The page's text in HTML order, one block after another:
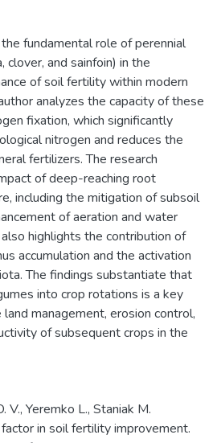
fundamental role of perennial
clover, and sainfoin) in the
of soil fertility within modern
analyzes the capacity of these
fixation, which significantly
nitrogen and reduces the
fertilizers. The research
of deep-reaching root
including the mitigation of subsoil
of aeration and water
highlights the contribution of
accumulation and the activation
The findings substantiate that
into crop rotations is a key
management, erosion control,
of subsequent crops in the
V., Yeremko L., Staniak M.
in soil fertility improvement.